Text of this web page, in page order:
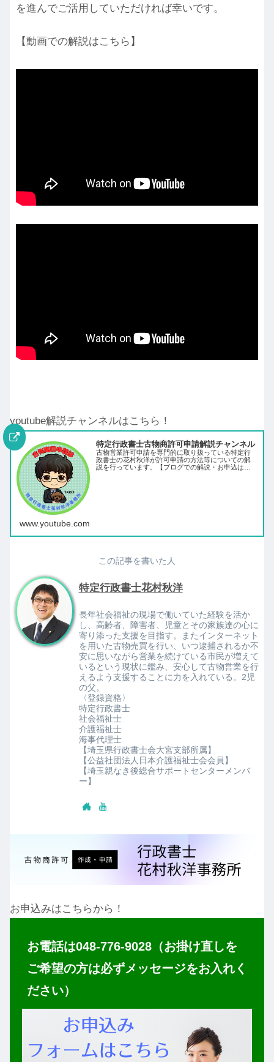
を進んでご活用していただければ幸いです。
【動画での解説はこちら】
youtube解説チャンネルはこちら！
特定行政書士古物商許可申請解説チャンネル
古物営業許可申請を専門的に取り扱っている特定行
政書士の花村秋洋が許可申請の方法等についての解
説を行っています。【ブログでの解説・お申込はこ
www.youtube.com
この記事を書いた人
特定行政書士花村秋洋
長年社会福祉の現場で働いていた経験を活か
し、高齢者、障害者、児童とその家族達の心に
寄り添った支援を目指す。またインターネット
を用いた古物売買を行い、いつ逮捕されるか不
安に思いながら営業を続けている市民が増えて
いるという現状に鑑み、安心して古物営業を行
えるよう支援することに力を入れている。2児
の父。
〈登録資格〉
特定行政書士
社会福祉士
介護福祉士
海事代理士
【埼玉県行政書士会大宮支部所属】
【公益社団法人日本介護福祉士会会員】
【埼玉親なき後総合サポートセンターメンバ
ー】
お申込みはこちらから！
お電話は048-776-9028（お掛け直しを
ご希望の方は必ずメッセージをお入れく
ださい）